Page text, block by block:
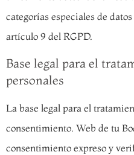
categorías especiales de
artículo 9 del RGPD.
Base legal para el
personales
La base legal para el
consentimiento. Web de tu
consentimiento expreso y